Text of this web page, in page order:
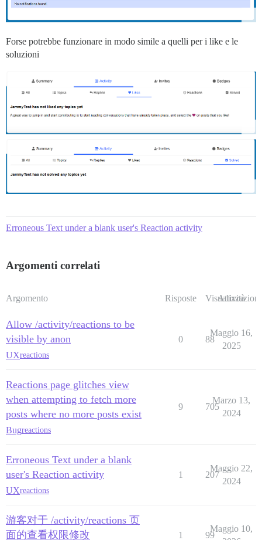
Forse potrebbe funzionare in modo simile a quelli per i like e le
soluzioni
Erroneous Text under a blank user's Reaction activity
Argomenti correlati
Argomento Risposte Visualizzazioni
Attività
Allow /activity/reactions to be
visible by anon
UXreactions
0 88
Maggio 16,
2025
Reactions page glitches view
when attempting to fetch more
posts where no more posts exist
Bugreactions
9 705
Marzo 13,
2024
Erroneous Text under a blank
user's Reaction activity
UXreactions
1 207
Maggio 22,
2024
游客对于 /activity/reactions 页
面的查看权限修改
1 99
Maggio 10,